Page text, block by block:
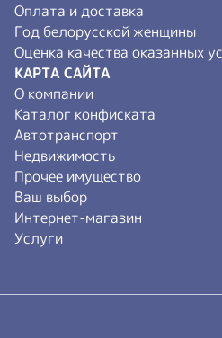
Оплата и доставка
Год белорусской женщины
Оценка качества оказанных
КАРТА САЙТА
О компании
Каталог конфиската
Автотранспорт
Недвижимость
Прочее имущество
Ваш выбор
Интернет-магазин
Услуги